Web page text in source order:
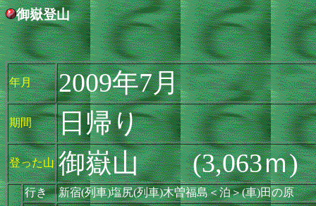
御嶽登山
年月 2009年7月
期間 日帰り
登った山 御嶽山 (3,063ｍ)
行き 新宿(列車)塩尻(列車)木曽福島＜泊＞(車)田の原